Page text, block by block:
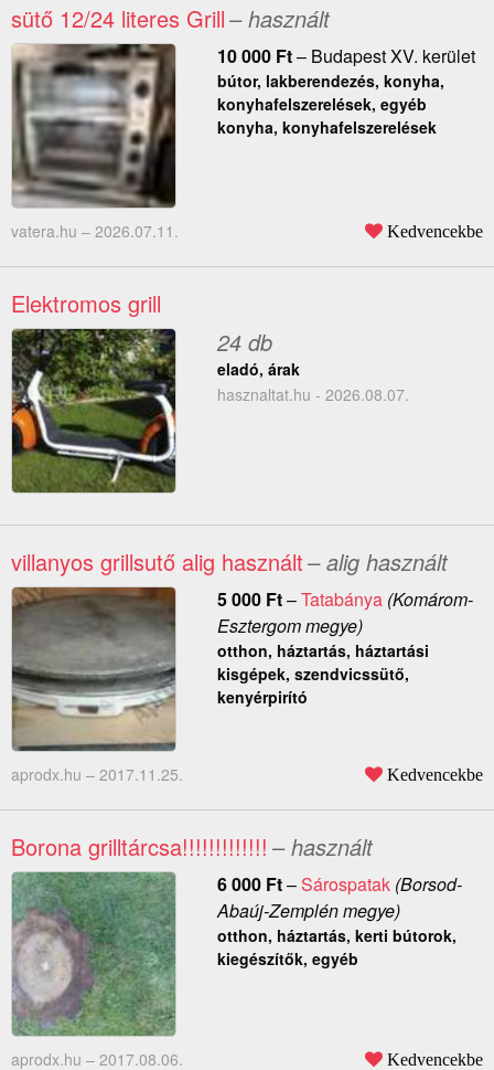
sütő 12/24 literes Grill– használt
10 000 Ft– Budapest XV. kerület
bútor, lakberendezés, konyha,
konyhafelszerelések, egyéb
konyha, konyhafelszerelések
vatera.hu – 2026.07.11. Kedvencekbe
Elektromos grill
24 db
eladó, árak
hasznaltat.hu - 2026.08.07.
villanyos grillsutő alig használt– alig használt
5 000 Ft–Tatabánya(Komárom-
Esztergom megye)
otthon, háztartás, háztartási
kisgépek, szendvicssütő,
kenyérpirító
aprodx.hu – 2017.11.25. Kedvencekbe
Borona grilltárcsa!!!!!!!!!!!!! – használt
6 000 Ft–Sárospatak(Borsod-
Abaúj-Zemplén megye)
otthon, háztartás, kerti bútorok,
kiegészítők, egyéb
aprodx.hu – 2017.08.06. Kedvencekbe